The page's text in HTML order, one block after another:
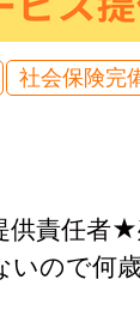
社会保険完
供責任者
ので何